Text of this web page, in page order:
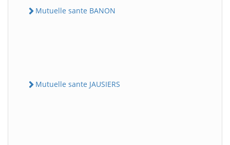
Mutuelle sante BANON
Mutuelle sante JAUSIERS